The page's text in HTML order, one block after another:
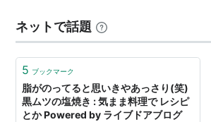
ネットで話題
5 ブックマーク
脂がのってると思いきやあっさり(笑)
黒ムツの塩焼き : 気まま料理で レシピ
とか Powered by ライブドアブログ